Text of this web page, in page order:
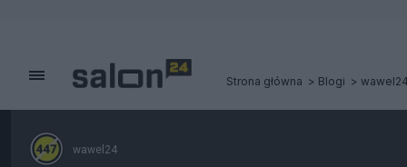
Strona główna Blogi
wawel24